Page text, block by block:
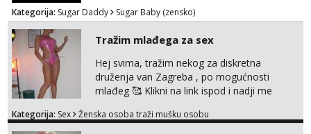
Kategorija: Sugar Daddy Sugar Baby (zensko)
Tražim mlađega za sex
Hej svima, tražim nekog za diskretna
druženja van Zagreba , po mogućnosti
mlađeg 🥰 Klikni na link ispod i nadji me
Kategorija: Sex Ženska osoba traži mušku osobu